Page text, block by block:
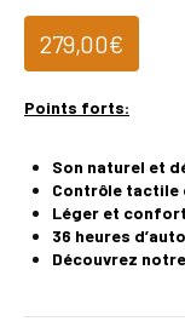
279,00€
Points forts:
Son naturel et
Contrôle
Léger et
36 heures
Découvrez